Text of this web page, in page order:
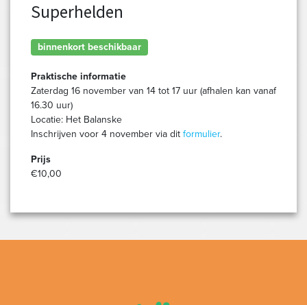
Superhelden
binnenkort beschikbaar
Praktische informatie
Zaterdag 16 november van 14 tot 17 uur (afhalen kan vanaf
16.30 uur)
Locatie: Het Balanske
Inschrijven voor 4 november via dit formulier.
Prijs
€10,00